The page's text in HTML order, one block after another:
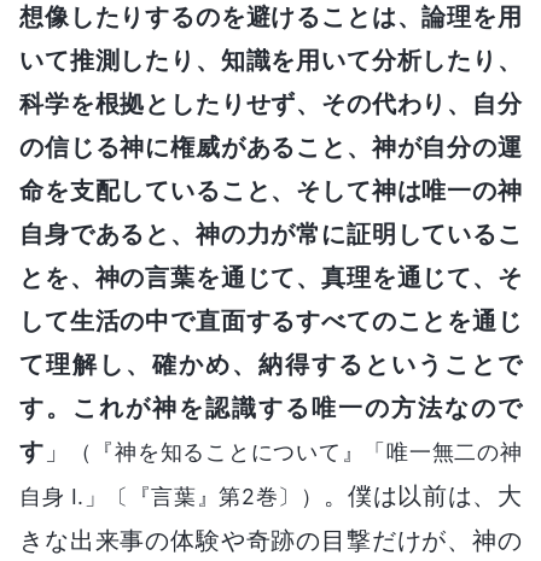
想像したりするのを避けることは、論理を用
いて推測したり、知識を用いて分析したり、
科学を根拠としたりせず、その代わり、自分
の信じる神に権威があること、神が自分の運
命を支配していること、そして神は唯一の神
自身であると、神の力が常に証明しているこ
とを、神の言葉を通じて、真理を通じて、そ
して生活の中で直面するすべてのことを通じ
て理解し、確かめ、納得するということで
す。これが神を認識する唯一の方法なので
す 」
（『神を知ることについて』「唯一無二の神
自身 I.」〔『言葉』第2巻〕）
。僕は以前は、大
きな出来事の体験や奇跡の目撃だけが、神の